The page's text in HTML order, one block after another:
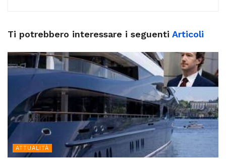
Ti potrebbero interessare i seguenti Articoli
ATTUALITÀ